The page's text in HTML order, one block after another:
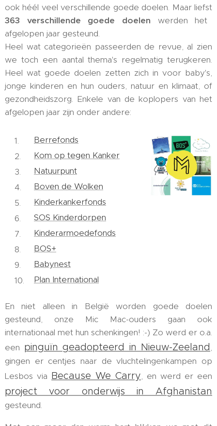
ook héél veel verschillende goede doelen. Maar liefst
363 verschillende goede doelen werden het
afgelopen jaar gesteund.
Heel wat categorieën passeerden de revue, al zien
we toch een aantal thema's regelmatig terugkeren.
Heel wat goede doelen zetten zich in voor baby's,
jonge kinderen en hun ouders, natuur en klimaat, of
gezondheidszorg. Enkele van de koplopers van het
afgelopen jaar zijn onder andere:
Berrefonds
Kom op tegen Kanker
Natuurpunt
Boven de Wolken
Kinderkankerfonds
SOS Kinderdorpen
Kinderarmoedefonds
BOS+
Babynest
Plan International
En niet alleen in België worden goede doelen
gesteund, onze Mic Mac-ouders gaan ook
internationaal met hun schenkingen! :-) Zo werd er o.a.
een pinguïn geadopteerd in Nieuw-Zeeland,
gingen er centjes naar de vluchtelingenkampen op
Lesbos via Because We Carry, en werd er een
project voor onderwijs in Afghanistan
gesteund.